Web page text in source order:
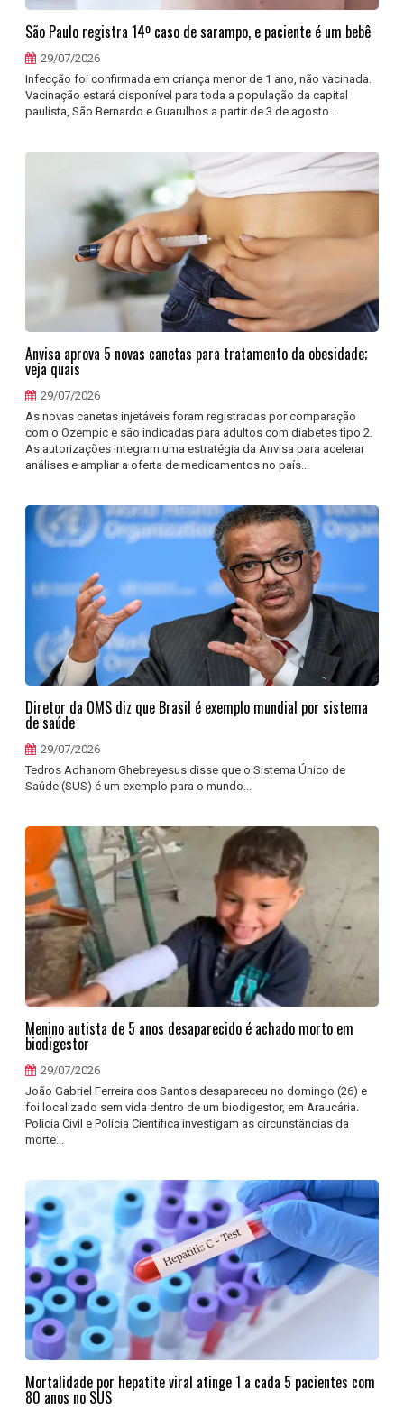
São Paulo registra 14º caso de sarampo, e paciente é um bebê
29/07/2026
Infecção foi confirmada em criança menor de 1 ano, não vacinada.
Vacinação estará disponível para toda a população da capital
paulista, São Bernardo e Guarulhos a partir de 3 de agosto...
Anvisa aprova 5 novas canetas para tratamento da obesidade;
veja quais
29/07/2026
As novas canetas injetáveis foram registradas por comparação
com o Ozempic e são indicadas para adultos com diabetes tipo 2.
As autorizações integram uma estratégia da Anvisa para acelerar
análises e ampliar a oferta de medicamentos no país...
Diretor da OMS diz que Brasil é exemplo mundial por sistema
de saúde
29/07/2026
Tedros Adhanom Ghebreyesus disse que o Sistema Único de
Saúde (SUS) é um exemplo para o mundo...
Menino autista de 5 anos desaparecido é achado morto em
biodigestor
29/07/2026
João Gabriel Ferreira dos Santos desapareceu no domingo (26) e
foi localizado sem vida dentro de um biodigestor, em Araucária.
Polícia Civil e Polícia Científica investigam as circunstâncias da
morte...
Mortalidade por hepatite viral atinge 1 a cada 5 pacientes com
80 anos no SUS